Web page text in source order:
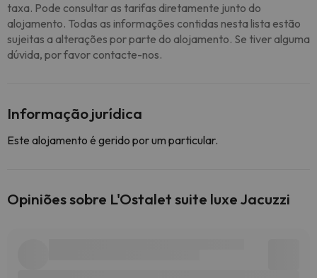
taxa. Pode consultar as tarifas diretamente junto do
alojamento. Todas as informações contidas nesta lista estão
sujeitas a alterações por parte do alojamento. Se tiver alguma
dúvida, por favor contacte-nos.
Informação jurídica
Este alojamento é gerido por um particular.
Opiniões sobre L'Ostalet suite luxe Jacuzzi